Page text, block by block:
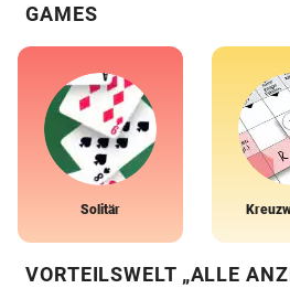
GAMES
Solitär
VORTEILSWELT „ALLE